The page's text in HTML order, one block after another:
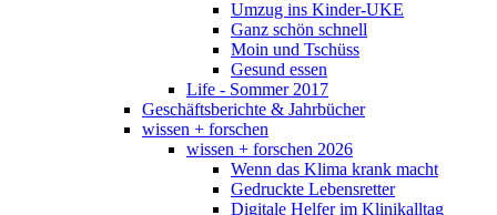
Umzug ins Kinder-UKE
Ganz schön schnell
Moin und Tschüss
Gesund essen
Life - Sommer 2017
Geschäftsberichte & Jahrbücher
wissen + forschen
wissen + forschen 2026
Wenn das Klima krank macht
Gedruckte Lebensretter
Digitale Helfer im Klinikalltag